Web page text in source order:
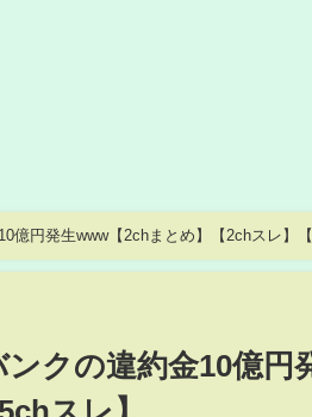
億円発生www【2chまとめ】【2chスレ】【
クの違約金10億円